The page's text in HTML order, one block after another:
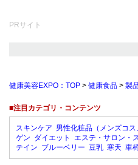
PRサイト
健康美容EXPO：TOP > 健康食品 > 製
■注目カテゴリ・コンテンツ
スキンケア 男性化粧品（メンズコス
ゲン ダイエット エステ・サロン・
テイン ブルーベリー 豆乳 寒天 車